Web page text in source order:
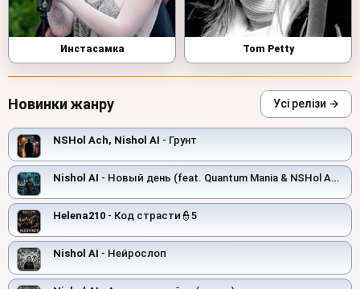
Инстасамка Tom Petty
Новинки жанру Усі релізи →
NSHol Ach, Nishol AI - Грунт
Nishol AI - Новый день (feat. Quantum Mania & NSHol Ach)
Helena210 - Код страсти👮5
Nishol AI - Нейрослоп